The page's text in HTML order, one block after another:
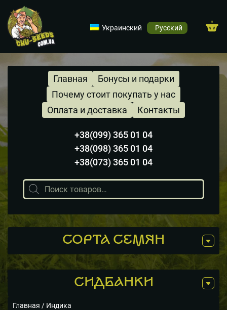
Украинский Русский
Главная
Почему стоит покупать у нас
Бонусы и подарки
Оплата и доставка Контакты
+38(099) 365 01 04
+38(098) 365 01 04
+38(073) 365 01 04
Поиск
товаров
СОРТА СЕМЯН
СИДБАНКИ
Главная / Индика